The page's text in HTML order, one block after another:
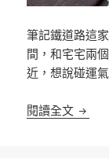
筆記鐵道路這家
間，和宅宅兩
近，想說碰運
閱讀全文 [新竹